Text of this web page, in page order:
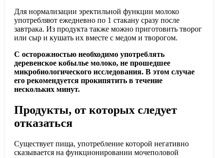
Для нормализации эректильной функции молоко
употребляют ежедневно по 1 стакану сразу после
завтрака. Из продукта также можно приготовить творог
или сыр и кушать их вместе с медом и творогом.
С осторожностью необходимо употреблять
деревенское кобылье молоко, не прошедшее
микробиологического исследования. В этом случае
его рекомендуется прокипятить в течение
нескольких минут.
Продукты, от которых следует
отказаться
Существует пища, употребление которой негативно
сказывается на функционировании мочеполовой